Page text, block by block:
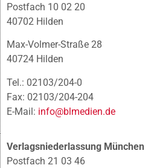
Postfach 10 02 20
40702 Hilden
Max-Volmer-Straße 28
40724 Hilden
Tel.: 02103/204-0
Fax: 02103/204-204
E-Mail: info@blmedien.de
Verlagsniederlassung München
Postfach 21 03 46